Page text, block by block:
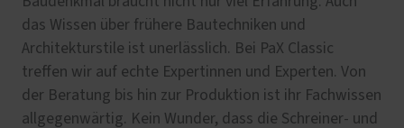
das Wissen über frühere Bautechniken und
Architekturstile ist unerlässlich. Bei PaX Classic
treffen wir auf echte Expertinnen und Experten. Von
der Beratung bis hin zur Produktion ist ihr Fachwissen
allgegenwärtig. Kein Wunder, dass die Schreiner- und